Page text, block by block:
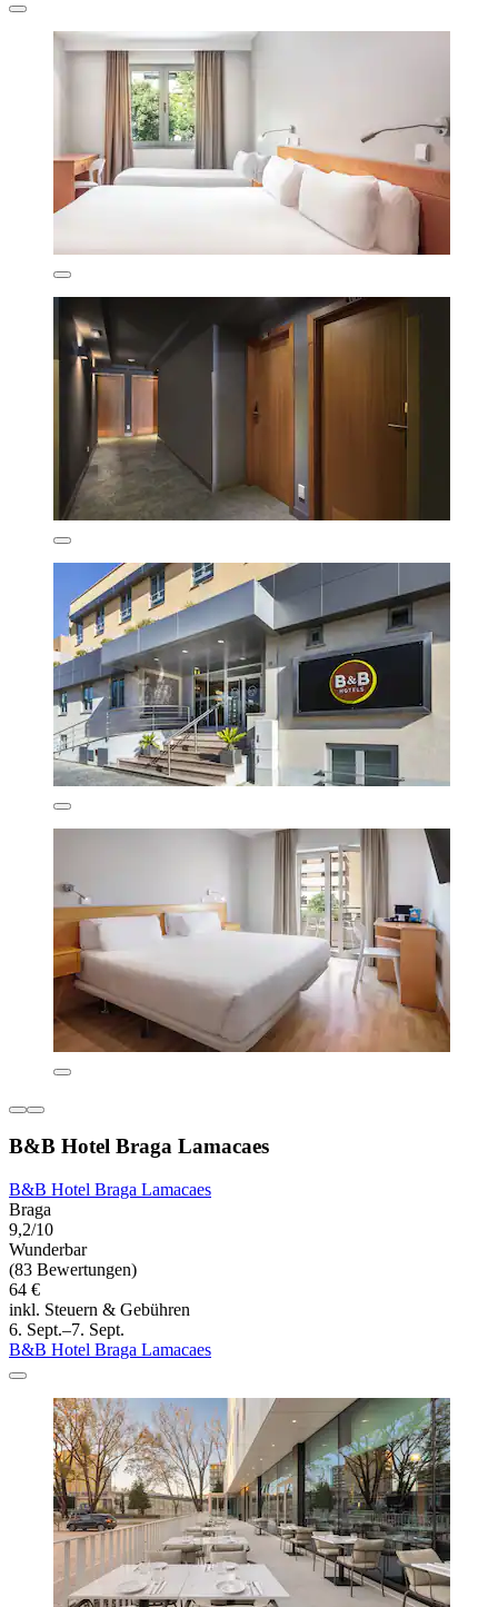
B&B Hotel Braga Lamacaes
B&B Hotel Braga Lamacaes
Braga
9,2/10
Wunderbar
(83 Bewertungen)
64 €
inkl. Steuern & Gebühren
6. Sept.–7. Sept.
B&B Hotel Braga Lamacaes